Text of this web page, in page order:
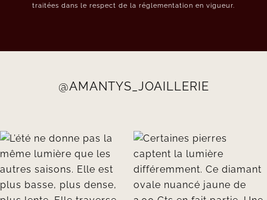
traitées dans le respect de la réglementation en vigueur.
@AMANTYS_JOAILLERIE